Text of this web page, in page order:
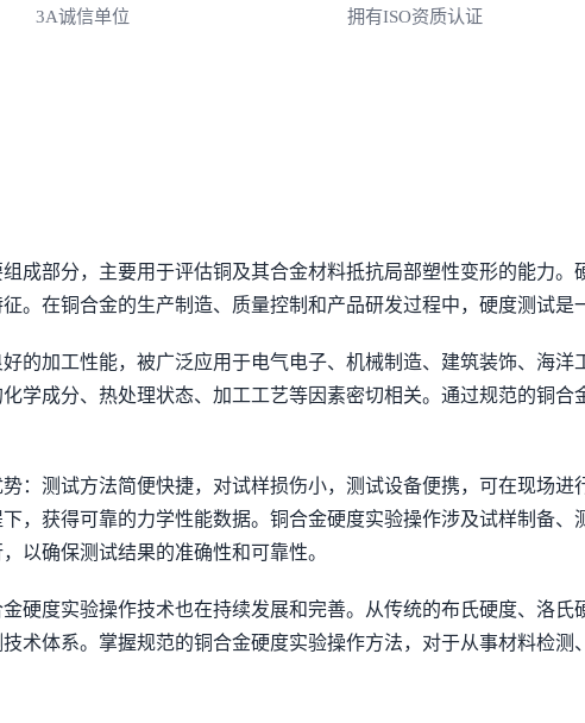
拥有ISO资质认证 众多专利证书
成部分，主要用于评估铜及其合金材料抵抗局部塑性变形的能力
。在铜合金的生产制造、质量控制和产品研发过程中，硬度测试是
的加工性能，被广泛应用于电气电子、机械制造、建筑装饰、海
学成分、热处理状态、加工工艺等因素密切相关。通过规范的铜
：测试方法简便快捷，对试样损伤小，测试设备便携，可在现场
，获得可靠的力学性能数据。铜合金硬度实验操作涉及试样制备
以确保测试结果的准确性和可靠性。
硬度实验操作技术也在持续发展和完善。从传统的布氏硬度、洛
术体系。掌握规范的铜合金硬度实验操作方法，对于从事材料检